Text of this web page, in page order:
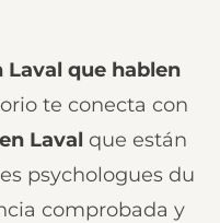
Laval que hablen
te conecta con
Laval que están
psychologues du
comprobada y